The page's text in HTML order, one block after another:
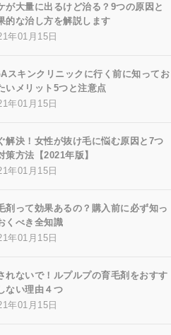
が大量に出るけど治る？9つの原因と
的な治し方を解説します
年01月15日
スキンクリニックに行く前に知ってお
いメリット5つと注意点
年01月15日
解決！女性が抜け毛に悩む原因と7つ
策方法【2021年版】
年01月15日
剤って効果あるの？購入前に必ず知っ
くべき全知識
年01月15日
れないで！ルプルプの育毛剤をおすす
ない理由４つ
年01月15日